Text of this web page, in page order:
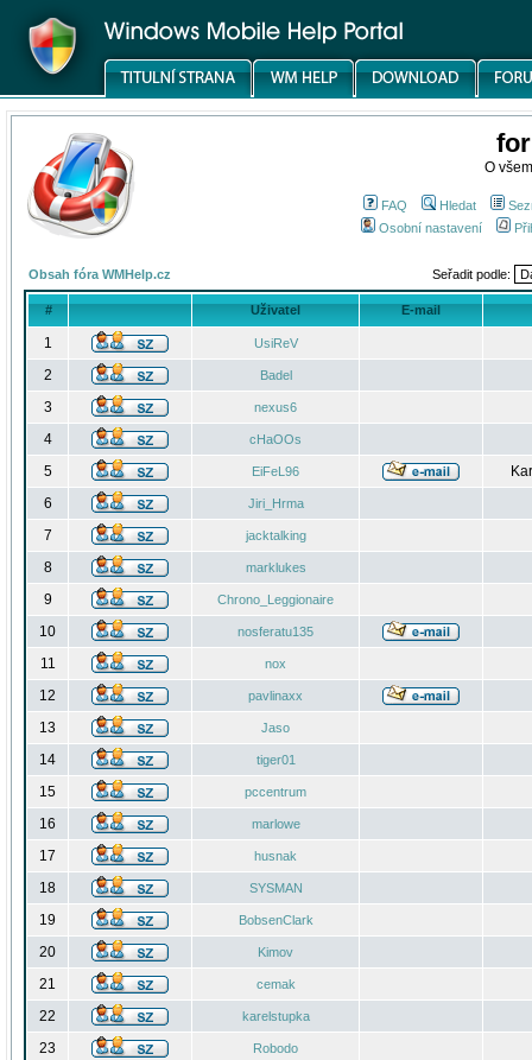
O
FAQ Hledat
Osobní nastavení
Obsah fóra WMHelp.cz Seřadit podle:
# Uživatel E-mail
1 UsiReV
2 Badel
3 nexus6
4 cHaOOs
5 EiFeL96
6
Jiri_Hrma
7 jacktalking
8 marklukes
9 Chrono_Leggionaire
10 nosferatu135
11 nox
12 pavlinaxx
13 Jaso
14 tiger01
15 pccentrum
16 marlowe
17 husnak
18 SYSMAN
19 BobsenClark
20 Kimov
21 cemak
22 karelstupka
23 Robodo